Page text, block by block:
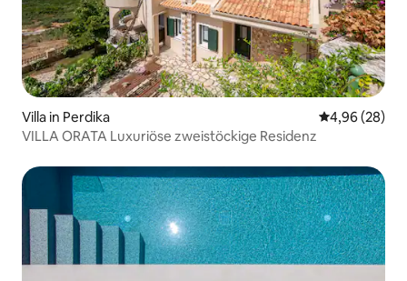
Villa in Perdika
4,96 (28)
VILLA ORATA Luxuriöse zweistöckige Residenz